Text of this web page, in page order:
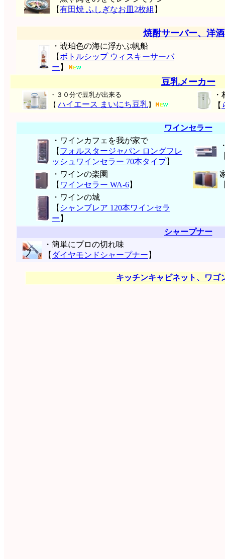
【有田焼 ふしぎなお皿2枚組 】
焼酎サーバー、洋
・琥珀色の海に浮かぶ帆船
【 ボトルシップ ウィスキーサーバ
ー 】
豆乳メーカー
・３０分で豆乳が出来る
【 ハイエース まいにち豆乳】
【
ワインセラー
・ワインカフェを我が家で
【 フォルスタージャパン ロングフレ
ッシュワインセラー 70本タイプ】
・ワインの楽園
【 ワインセラー WA-6】
・ワインの城
【 シャンブレア 120本ワインセラ
ー 】
シャープナー
・簡単にプロの切れ味
【 ダイヤモンドシャープナー 】
キッチンキャビネット、ワゴ